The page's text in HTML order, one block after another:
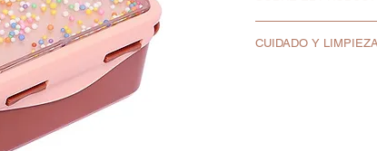
mayores de 6
CUIDADO Y LIMPIEZA